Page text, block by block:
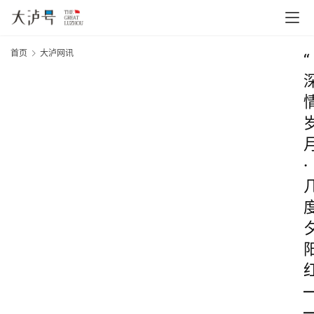
首页 大泸网讯
“
·